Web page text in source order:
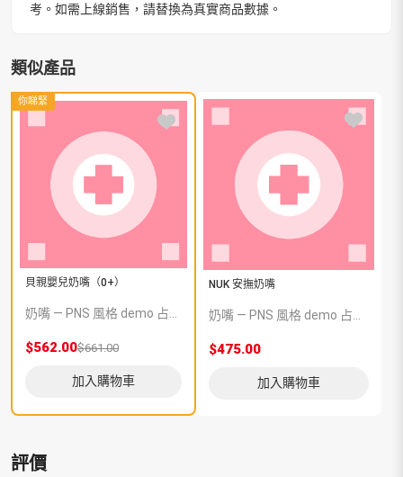
考。如需上線銷售，請替換為真實商品數據。
類似產品
你睇緊
貝親嬰兒奶嘴（0+）
奶嘴 — PNS 風格 demo 占位商品，方便首頁與分類頁版位演示，上線前由業務替換為真實 SKU。
$562.00$661.00
加入購物車
NUK 安撫奶嘴
奶嘴 — PNS 風格 demo 占位商品，方便首頁與分類頁版位演示，上線前由業務替換為真實 SKU。
$475.00
加入購物車
評價